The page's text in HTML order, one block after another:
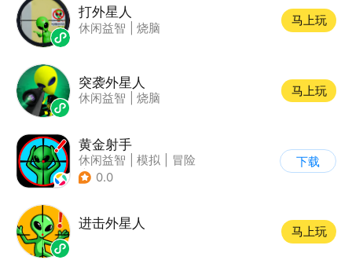
打外星人
休闲益智 烧脑
马上玩
突袭外星人
休闲益智 烧脑
马上玩
黄金射手
休闲益智 模拟
冒险
| 儿童游戏
0.0
下载
进击外星人
马上玩